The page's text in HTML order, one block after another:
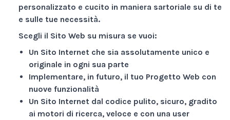
personalizzato e cucito in maniera sartoriale su di te
e sulle tue necessità.
Scegli il Sito Web su misura se vuoi:
Un Sito Internet che sia assolutamente unico e
originale in ogni sua parte
Implementare, in futuro, il tuo Progetto Web con
nuove funzionalità
Un Sito Internet dal codice pulito, sicuro, gradito
ai motori di ricerca, veloce e con una user